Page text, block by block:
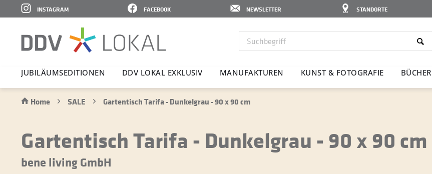
STANDORTE
NEWSLETTER
FACEBOOK
INSTAGRAM
JUBI­LÄ­UMS­E­DI­TIONEN DDV LOKAL EXKLUSIV MANU­FAK­TUREN KUNST & FOTO­GRAFIE
Home SALE Gartentisch Tarifa - Dunkelgrau - 90 x 90 cm
Gartentisch Tarifa - Dunkelgrau - 90 x 90 cm
bene living GmbH